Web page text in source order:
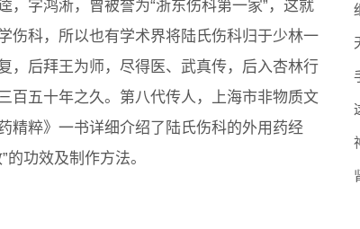
字鸿淅，曾被誉为“浙东伤科第一家”，这就
伤科，所以也有学术界将陆氏伤科归于少林一
，后拜王为师，尽得医、武真传，后入杏林行
百五十年之久。第八代传人，上海市非物质文
精粹》一书详细介绍了陆氏伤科的外用药经
功效及制作方法。